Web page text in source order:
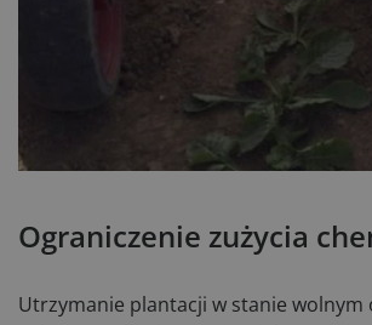
Ograniczenie zużycia
Utrzymanie plantacji w stanie